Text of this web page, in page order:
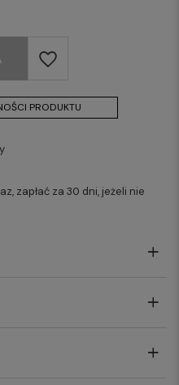
PRODUKTU
zapłać za 30 dni, jeżeli nie